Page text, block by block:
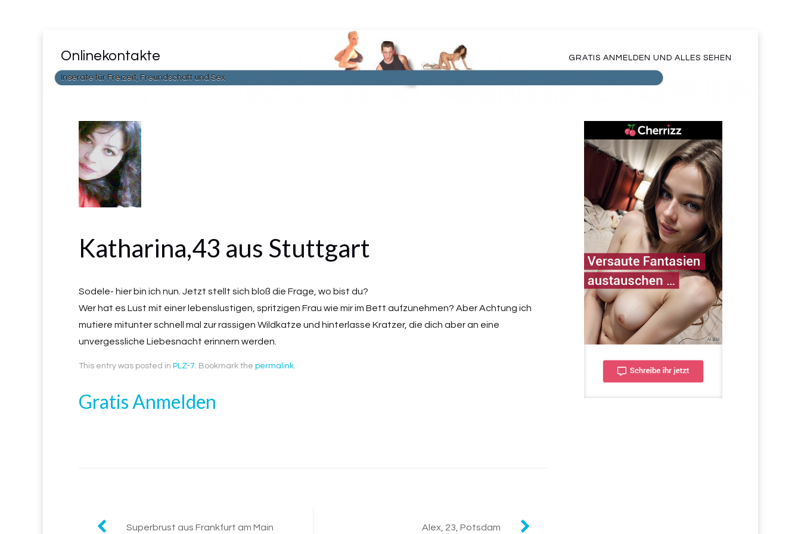
Onlinekontakte
Inserate für Freizeit, Freundschaft und Sex
GRATIS ANMELDEN UND ALLES SEHEN
Katharina,43 aus Stuttgart
Sodele- hier bin ich nun. Jetzt stellt sich bloß die Frage, wo bist du?
Wer hat es Lust mit einer lebenslustigen, spritzigen Frau wie mir im Bett aufzunehmen? Aber Achtung ich
mutiere mitunter schnell mal zur rassigen Wildkatze und hinterlasse Kratzer, die dich aber an eine
unvergessliche Liebesnacht erinnern werden.
This entry was posted in PLZ-7. Bookmark the permalink.
Gratis Anmelden
Superbrust aus Frankfurt am Main Alex, 23, Potsdam